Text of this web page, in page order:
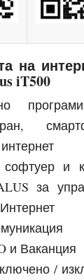
на
iT500
софтуер и
за
и Ваканция
/